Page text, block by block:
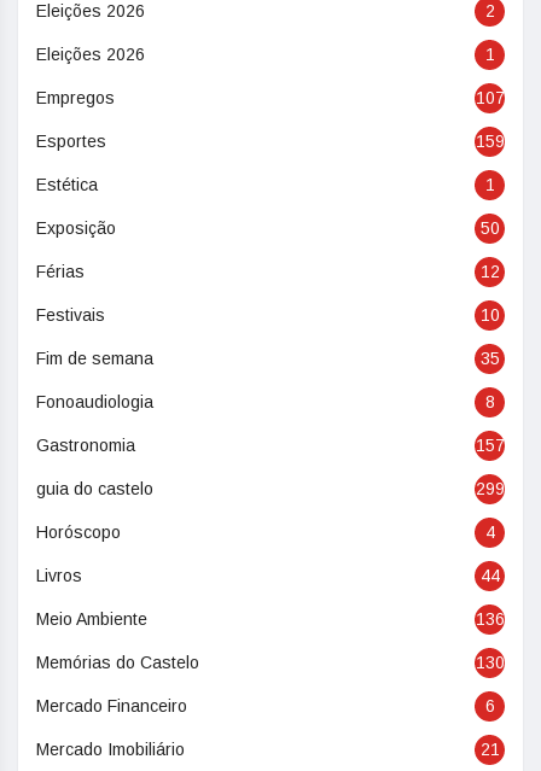
Eleições 2026 2
Eleições 2026 1
Empregos 107
Esportes 159
Estética 1
Exposição 50
Férias 12
Festivais 10
Fim de semana 35
Fonoaudiologia 8
Gastronomia 157
guia do castelo 299
Horóscopo 4
Livros 44
Meio Ambiente 136
Memórias do Castelo 130
Mercado Financeiro 6
Mercado Imobiliário 21